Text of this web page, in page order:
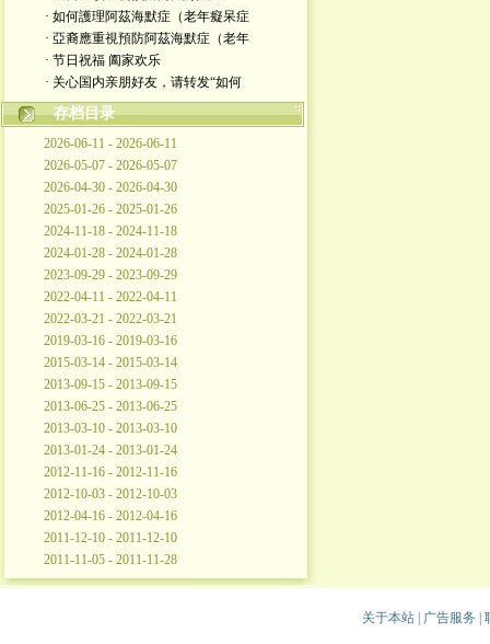
· 如何護理阿茲海默症（老年癡呆症
· 亞裔應重視預防阿茲海默症（老年
· 节日祝福 阖家欢乐
· 关心国内亲朋好友，请转发“如何
存档目录
2026-06-11 - 2026-06-11
2026-05-07 - 2026-05-07
2026-04-30 - 2026-04-30
2025-01-26 - 2025-01-26
2024-11-18 - 2024-11-18
2024-01-28 - 2024-01-28
2023-09-29 - 2023-09-29
2022-04-11 - 2022-04-11
2022-03-21 - 2022-03-21
2019-03-16 - 2019-03-16
2015-03-14 - 2015-03-14
2013-09-15 - 2013-09-15
2013-06-25 - 2013-06-25
2013-03-10 - 2013-03-10
2013-01-24 - 2013-01-24
2012-11-16 - 2012-11-16
2012-10-03 - 2012-10-03
2012-04-16 - 2012-04-16
2011-12-10 - 2011-12-10
2011-11-05 - 2011-11-28
关于本站| 广告服务